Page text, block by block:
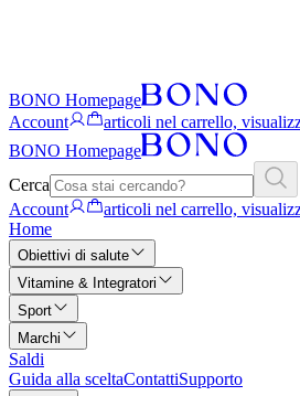
BONO Homepage
Account
articoli nel carrello,
BONO Homepage
Cerca
Account
articoli nel carrello,
Home
Obiettivi di salute
Vitamine & Integratori
Sport
Marchi
Saldi
Guida alla sceltaContattiSupporto